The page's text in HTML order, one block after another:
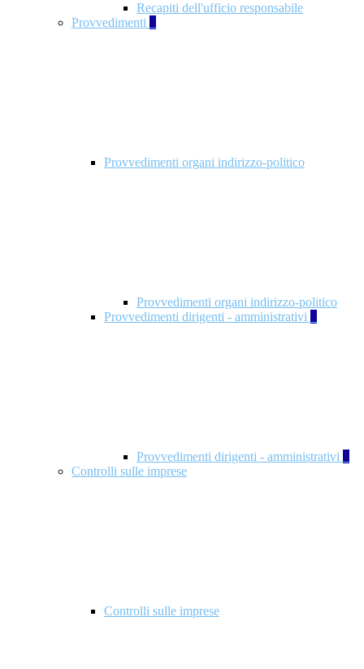
Recapiti dell'ufficio responsabile
Provvedimenti 3
Provvedimenti organi indirizzo-politico
Provvedimenti organi indirizzo-politico
Provvedimenti dirigenti - amministrativi 3
Provvedimenti dirigenti - amministrativi 1
Controlli sulle imprese
Controlli sulle imprese